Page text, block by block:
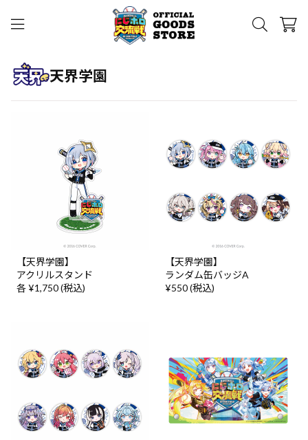
天界学園
【天界学園】
アクリルスタンド
各 ¥1,750 (税込)
【天界学園】
ランダム缶バッジA
¥550 (税込)